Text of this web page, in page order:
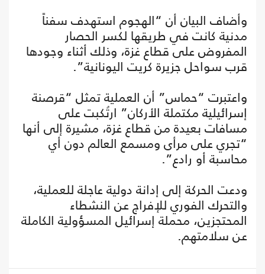
وأضاف البيان أن “الهجوم استهدف سفناً
مدنية كانت في طريقها لكسر الحصار
المفروض على قطاع غزة، وذلك أثناء وجودها
قرب سواحل جزيرة كريت اليونانية”.
واعتبرت “حماس” أن العملية تمثل “قرصنة
إسرائيلية مكتملة الأركان” ارتُكبت على
مسافات بعيدة من قطاع غزة، مشيرة إلى أنها
“تجري على مرأى ومسمع العالم دون أي
محاسبة أو رادع”.
ودعت الحركة إلى إدانة دولية عاجلة للعملية،
والتحرك الفوري للإفراج عن النشطاء
المحتجزين، محملة إسرائيل المسؤولية الكاملة
عن سلامتهم.